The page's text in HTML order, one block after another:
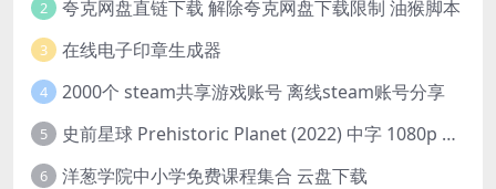
2 夸克网盘直链下载 解除夸克网盘下载限制 油猴脚本
3 在线电子印章生成器
4 2000个 steam共享游戏账号 离线steam账号分享
5 史前星球 Prehistoric Planet (2022) 中字 1080p 高清 阿里云盘 2022.5.27已更新全集
6 洋葱学院中小学免费课程集合 云盘下载